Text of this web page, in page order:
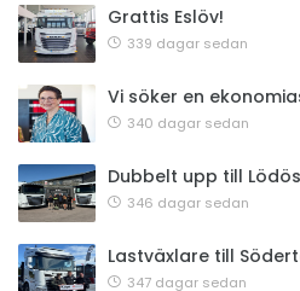
Grattis Eslöv!
339 dagar sedan
Vi söker en
340 dagar sedan
Dubbelt upp till
346 dagar sedan
Lastväxlare till
347 dagar sedan